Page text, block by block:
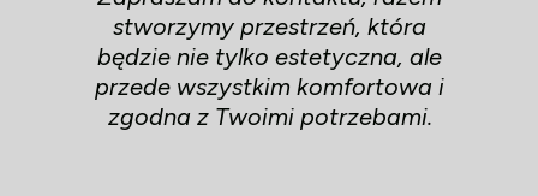
stworzymy przestrzeń, która
będzie nie tylko estetyczna, ale
przede wszystkim komfortowa i
zgodna z Twoimi potrzebami.